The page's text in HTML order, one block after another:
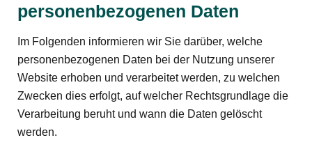
personenbezogenen Daten
Im Folgenden informieren wir Sie darüber, welche
personenbezogenen Daten bei der Nutzung unserer
Website erhoben und verarbeitet werden, zu welchen
Zwecken dies erfolgt, auf welcher Rechtsgrundlage die
Verarbeitung beruht und wann die Daten gelöscht
werden.